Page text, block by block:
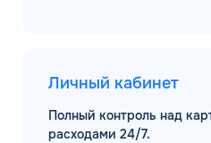
Личный кабинет
Полный контроль над
расходами 24/7.